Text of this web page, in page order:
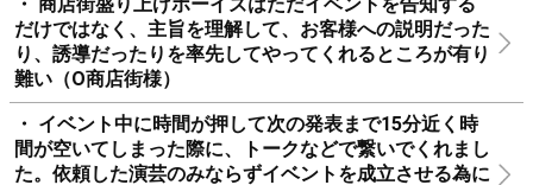
お客様からの声
・ 商店街盛り上げボーイズはただイベントを告知する
だけではなく、主旨を理解して、お客様への説明だった
り、誘導だったりを率先してやってくれるところが有り
難い（O商店街様）